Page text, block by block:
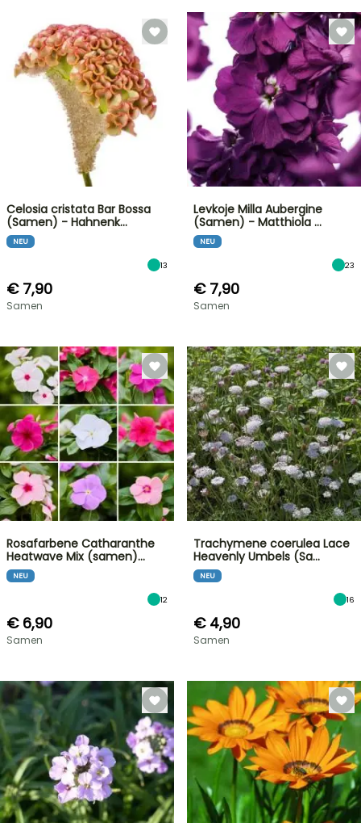
Celosia cristata Bar Bossa
(Samen) - Hahnenk…
NEU
13
€ 7,90
Samen
Levkoje Milla Aubergine
(Samen) - Matthiola …
NEU
23
€ 7,90
Samen
Rosafarbene Catharanthe
Heatwave Mix (samen)…
NEU
12
€ 6,90
Samen
Trachymene coerulea Lace
Heavenly Umbels (Sa…
NEU
16
€ 4,90
Samen